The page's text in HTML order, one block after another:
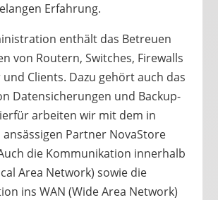
Erfahrung.
enthält das Betreuen
von Routern, Switches, Firewalls
und Clients. Dazu gehört auch das
Datensicherungen und Backup-
arbeiten wir mit dem in
Partner NovaStore
die Kommunikation innerhalb
Area Network) sowie die
ins WAN (Wide Area Network)